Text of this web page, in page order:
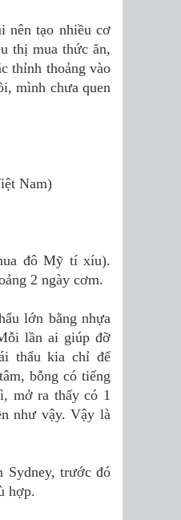
nên tạo nhiều cơ
thị mua thức ăn,
thỉnh thoảng vào
mình chưa quen
Nam)
đô Mỹ tí xíu).
2 ngày cơm.
lớn bằng nhựa
lần ai giúp đỡ
thẩu kia chỉ để
bỗng có tiếng
mở ra thấy có 1
như vậy. Vậy là
Sydney, trước đó
hợp.